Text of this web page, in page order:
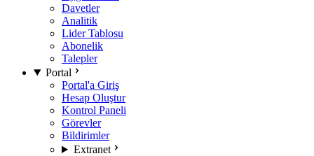
Davetler
Analitik
Lider Tablosu
Abonelik
Talepler
Portal
Portal'a Giriş
Hesap Oluştur
Kontrol Paneli
Görevler
Bildirimler
Extranet